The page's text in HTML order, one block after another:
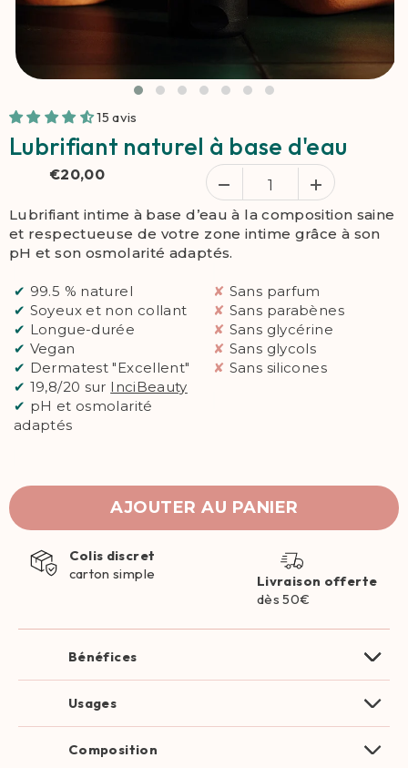
15 avis
Lubrifiant naturel à base d'eau
€20,00
Lubrifiant intime à base d’eau à la composition saine
et respectueuse de votre zone intime grâce à son
pH et son osmolarité adaptés.
✔ 99.5 % naturel
✔ Soyeux et non collant
✔ Longue-durée
✔ Vegan
✔ Dermatest "Excellent"
✔ 19,8/20 sur InciBeauty
✔ pH et osmolarité
adaptés
✘ Sans parfum
✘ Sans parabènes
✘ Sans glycérine
✘ Sans glycols
✘ Sans silicones
AJOUTER AU PANIER
Colis discret
carton simple
Livraison offerte
dès 50€
Bénéfices
Usages
Composition